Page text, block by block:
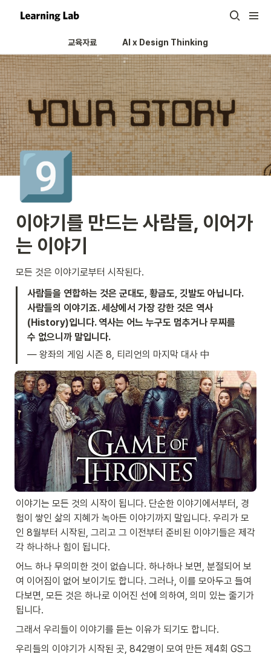
교육자료 AI x Design Thinking
9️⃣
이야기를 만드는 사람들, 이어가
는 이야기
모든 것은 이야기로부터 시작된다.
사람들을 연합하는 것은 군대도, 황금도, 깃발도 아닙니다.
사람들의 이야기죠. 세상에서 가장 강한 것은 역사
(History)입니다. 역사는 어느 누구도 멈추거나 무찌를
수 없으니까 말입니다.
— 왕좌의 게임 시즌 8, 티리언의 마지막 대사 中
이야기는 모든 것의 시작이 됩니다. 단순한 이야기에서부터, 경
험이 쌓인 삶의 지혜가 녹아든 이야기까지 말입니다. 우리가 모
인 8월부터 시작된, 그리고 그 이전부터 준비된 이야기들은 제각
각 하나하나 힘이 됩니다.
어느 하나 무의미한 것이 없습니다. 하나하나 보면, 분절되어 보
여 이어짐이 없어 보이기도 합니다. 그러나, 이를 모아두고 들여
다보면, 모든 것은 하나로 이어진 선에 의하여, 의미 있는 줄기가
됩니다.
그래서 우리들이 이야기를 듣는 이유가 되기도 합니다.
우리들의 이야기가 시작된 곳, 842명이 모여 만든 제4회 GS그